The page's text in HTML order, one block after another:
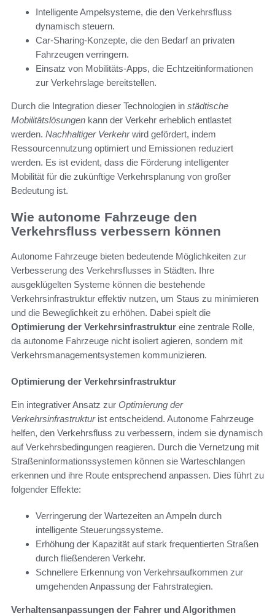
Intelligente Ampelsysteme, die den Verkehrsfluss
dynamisch steuern.
Car-Sharing-Konzepte, die den Bedarf an privaten
Fahrzeugen verringern.
Einsatz von Mobilitäts-Apps, die Echtzeitinformationen
zur Verkehrslage bereitstellen.
Durch die Integration dieser Technologien in städtische
Mobilitätslösungen kann der Verkehr erheblich entlastet
werden. Nachhaltiger Verkehrwird gefördert, indem
Ressourcennutzung optimiert und Emissionen reduziert
werden. Es ist evident, dass die Förderung intelligenter
Mobilität für die zukünftige Verkehrsplanung von großer
Bedeutung ist.
Wie autonome Fahrzeuge den
Verkehrsfluss verbessern können
Autonome Fahrzeuge bieten bedeutende Möglichkeiten zur
Verbesserung des Verkehrsflusses in Städten. Ihre
ausgeklügelten Systeme können die bestehende
Verkehrsinfrastruktur effektiv nutzen, um Staus zu minimieren
und die Beweglichkeit zu erhöhen. Dabei spielt die
Optimierung der Verkehrsinfrastruktur eine zentrale Rolle,
da autonome Fahrzeuge nicht isoliert agieren, sondern mit
Verkehrsmanagementsystemen kommunizieren.
Optimierung der Verkehrsinfrastruktur
Ein integrativer Ansatz zur Optimierung der
Verkehrsinfrastrukturist entscheidend. Autonome Fahrzeuge
helfen, den Verkehrsfluss zu verbessern, indem sie dynamisch
auf Verkehrsbedingungen reagieren. Durch die Vernetzung mit
Straßeninformationssystemen können sie Warteschlangen
erkennen und ihre Route entsprechend anpassen. Dies führt zu
folgender Effekte:
Verringerung der Wartezeiten an Ampeln durch
intelligente Steuerungssysteme.
Erhöhung der Kapazität auf stark frequentierten Straßen
durch fließenderen Verkehr.
Schnellere Erkennung von Verkehrsaufkommen zur
umgehenden Anpassung der Fahrstrategien.
Verhaltensanpassungen der Fahrer und Algorithmen